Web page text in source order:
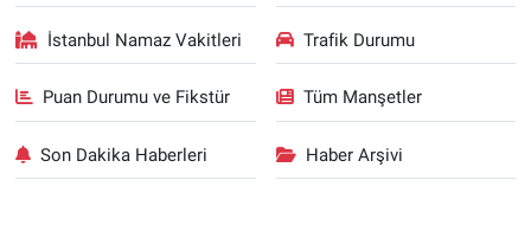
İstanbul Namaz Vakitleri Trafik Durumu
Puan Durumu ve Fikstür Tüm Manşetler
Son Dakika Haberleri Haber Arşivi